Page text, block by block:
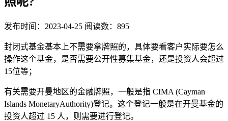
发布时间：2023-04-25 阅读数：895
封闭式基金基本上不需要拿牌照的，具体要看客户实际要怎么
操作这个基金，是否需要公开性募集基金，还是投资人会超过
15位等；
有关需要开曼地区的金融牌照，一般是指 CIMA (Cayman
Islands MonetaryAuthority)登记。这个登记一般是在开曼基金的
投资人超过 15 人，则需要进行登记。